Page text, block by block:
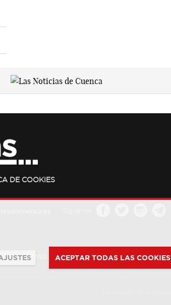
DE COOKIES
670 726 392 ACEPTAR TODAS LAS COOKIES